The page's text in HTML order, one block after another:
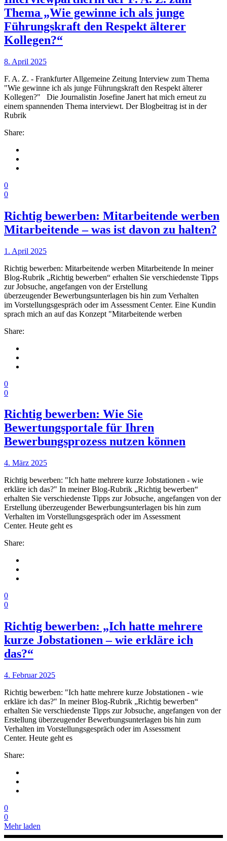
Thema „Wie gewinne ich als junge
Führungskraft den Respekt älterer
Kollegen?“
8. April 2025
F. A. Z. - Frankfurter Allgemeine Zeitung Interview zum Thema
"Wie gewinne ich als junge Führungskraft den Respekt älterer
Kollegen?" Die Journalistin Josefine Janert hat mich erneut zu
einem spannenden Thema interviewt. Der Blogbeitrag ist in der
Rubrik
Share:
0
0
Richtig bewerben: Mitarbeitende werben
Mitarbeitende – was ist davon zu halten?
1. April 2025
Richtig bewerben: Mitarbeitende werben Mitarbeitende In meiner
Blog-Rubrik „Richtig bewerben“ erhalten Sie verschiedenste Tipps
zur Jobsuche, angefangen von der Erstellung
überzeugender Bewerbungsunterlagen bis hin zum Verhalten
im Vorstellungsgespräch oder im Assessment Center. Eine Kundin
sprach mich an auf das Konzept "Mitarbeitende werben
Share:
0
0
Richtig bewerben: Wie Sie
Bewertungsportale für Ihren
Bewerbungsprozess nutzen können
4. März 2025
Richtig bewerben: "Ich hatte mehrere kurze Jobstationen - wie
erkläre ich das?" In meiner Blog-Rubrik „Richtig bewerben“
erhalten Sie verschiedenste Tipps zur Jobsuche, angefangen von der
Erstellung überzeugender Bewerbungsunterlagen bis hin zum
Verhalten im Vorstellungsgespräch oder im Assessment
Center. Heute geht es
Share:
0
0
Richtig bewerben: „Ich hatte mehrere
kurze Jobstationen – wie erkläre ich
das?“
4. Februar 2025
Richtig bewerben: "Ich hatte mehrere kurze Jobstationen - wie
erkläre ich das?" In meiner Blog-Rubrik „Richtig bewerben“
erhalten Sie verschiedenste Tipps zur Jobsuche, angefangen von der
Erstellung überzeugender Bewerbungsunterlagen bis hin zum
Verhalten im Vorstellungsgespräch oder im Assessment
Center. Heute geht es
Share:
0
0
Mehr laden